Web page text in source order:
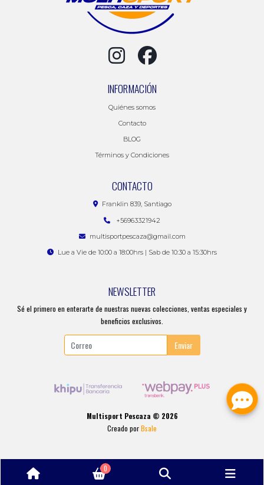
INFORMACIÓN
Quiénes somos
Contacto
BLOG
Términos y Condiciones
CONTACTO
Franklin 839, Santiago
+56963321942
multisportpescaza@gmail.com
Lue a Vie de 10:00 a 18:00hrs | Sab de 10:30 a 15:30hrs
NEWSLETTER
Sé el primero en enterarte de nuestras nuevas colecciones, ventas especiales y
beneficios exclusivos.
Enviar
Multisport Pescaza © 2026
Creado porBsale
0